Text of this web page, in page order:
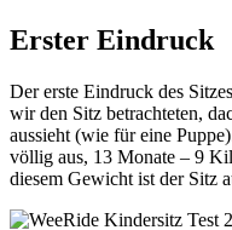
Erster Eindruck
Der erste Eindruck des
wir den Sitz betrachteten,
aussieht (wie für eine
völlig aus, 13 Monate – 9
diesem Gewicht ist der Sitz